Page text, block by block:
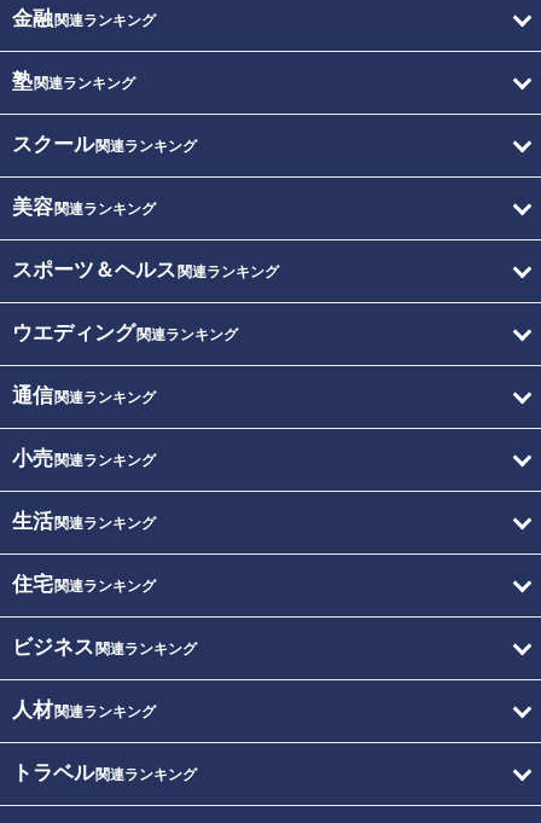
金融関連ランキング
塾関連ランキング
スクール関連ランキング
美容関連ランキング
スポーツ＆ヘルス 関連ランキング
ウエディング関連ランキング
通信関連ランキング
小売関連ランキング
生活関連ランキング
住宅関連ランキング
ビジネス 関連ランキング
人材関連ランキング
トラベル関連ランキング